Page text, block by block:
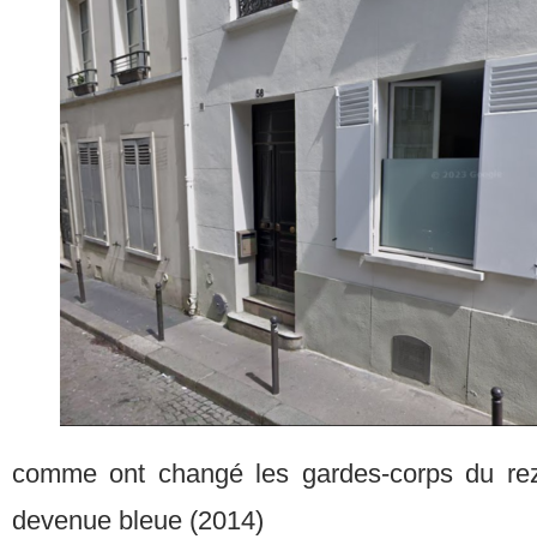
comme ont changé les gardes-corps du
devenue bleue (2014)